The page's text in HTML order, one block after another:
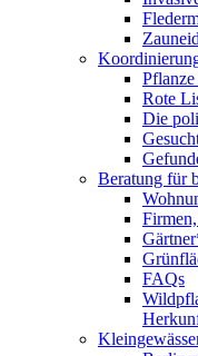
Rote
Die
Beratung für
FAQs